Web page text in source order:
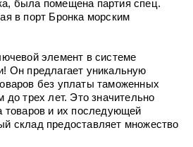
была помещена партия спец.
в порт Бронка морским
элемент в системе
Он предлагает уникальную
без уплаты таможенных
до трех лет. Это значительно
товаров и их последующей
склад предоставляет множество